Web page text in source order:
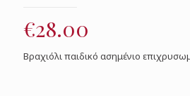
€28.00
Βραχιόλι παιδικό ασημένιο